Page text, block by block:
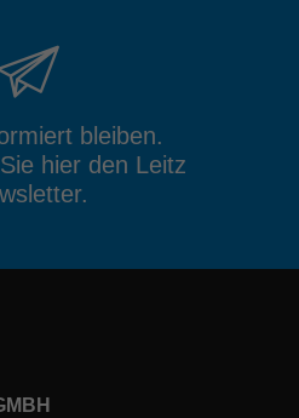
bleiben.
hier den Leitz